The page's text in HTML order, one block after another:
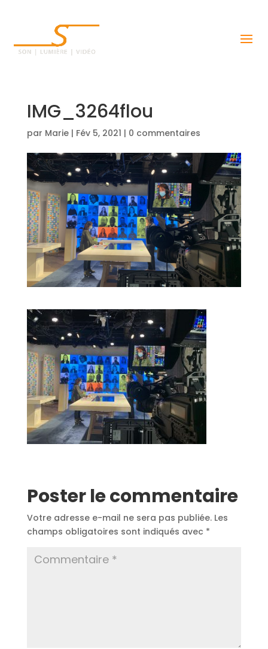
IMG_3264flou
par Marie| Fév 5, 2021 | 0 commentaires
Poster le commentaire
Votre adresse e-mail ne sera pas publiée. Les
champs obligatoires sont indiqués avec *